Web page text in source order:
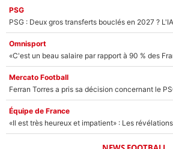
PSG
Omnisport
Mercato Football
Équipe de France